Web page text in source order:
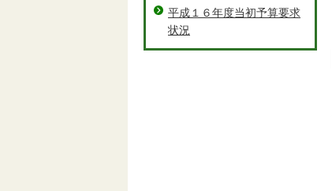
平成１６年度当初予算要求
状況